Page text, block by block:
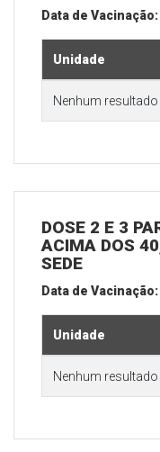
Data de Vacinação:
Unidade
Nenhum
DOSE 2 E 3
ACIMA DOS
SEDE
Data de Vacinação:
Unidade
Nenhum